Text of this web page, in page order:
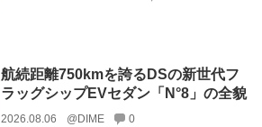
航続距離750kmを誇るDSの新世代フ
ラッグシップEVセダン「N°8」の全貌
2026.08.06 @DIME 0